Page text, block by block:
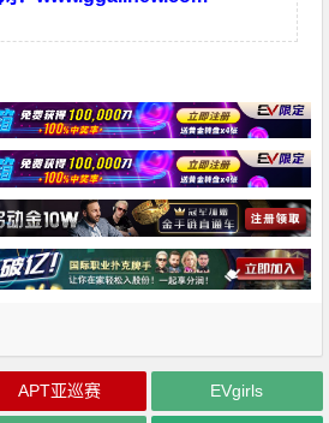
APT亚巡赛 EVgirls